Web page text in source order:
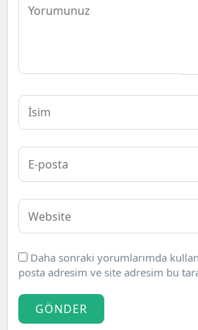
Daha sonraki yorumlarımda
posta adresim ve site adresim bu
GÖNDER